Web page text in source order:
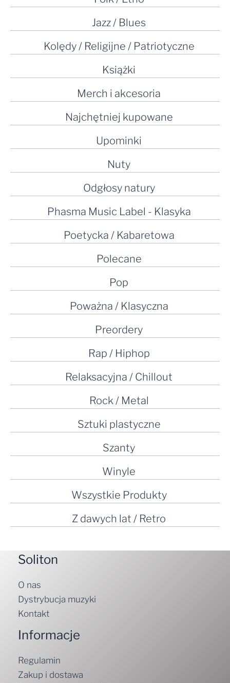
Jazz / Blues
Kolędy / Religijne / Patriotyczne
Książki
Merch i akcesoria
Najchętniej kupowane
Upominki
Nuty
Odgłosy natury
Phasma Music Label - Klasyka
Poetycka / Kabaretowa
Polecane
Pop
Poważna / Klasyczna
Preordery
Rap / Hiphop
Relaksacyjna / Chillout
Rock / Metal
Sztuki plastyczne
Szanty
Winyle
Wszystkie Produkty
Z dawych lat / Retro
Soliton
O nas
Dystrybucja muzyki
Kontakt
Informacje
Regulamin
Zakup i dostawa